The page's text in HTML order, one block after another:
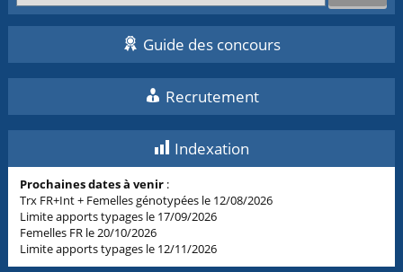
Guide des concours
Recrutement
Indexation
Prochaines dates à venir :
Trx FR+Int + Femelles génotypées le 12/08/2026
Limite apports typages le 17/09/2026
Femelles FR le 20/10/2026
Limite apports typages le 12/11/2026